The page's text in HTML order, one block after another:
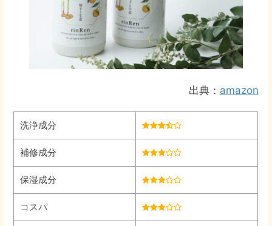
出典： amazon
洗浄成分
補修成分
保湿成分
コスパ